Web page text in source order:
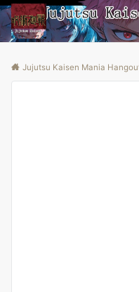
Jujutsu Kaisen Mania